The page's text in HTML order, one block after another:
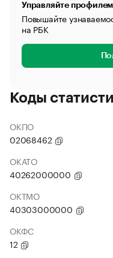
Управляйте
Повышайте
на РБК
Коды
ОКПО
02068462
ОКАТО
40262000000
ОКТМО
40303000000
ОКФС
12